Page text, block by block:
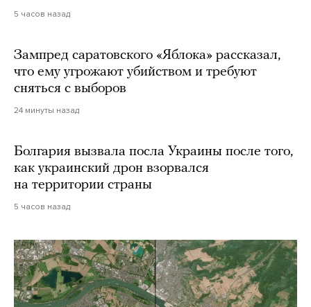
5 часов назад
Зампред саратовского «Яблока» рассказал,
что ему угрожают убийством и требуют
сняться с выборов
24 минуты назад
Болгария вызвала посла Украины после того,
как украинский дрон взорвался
на территории страны
5 часов назад